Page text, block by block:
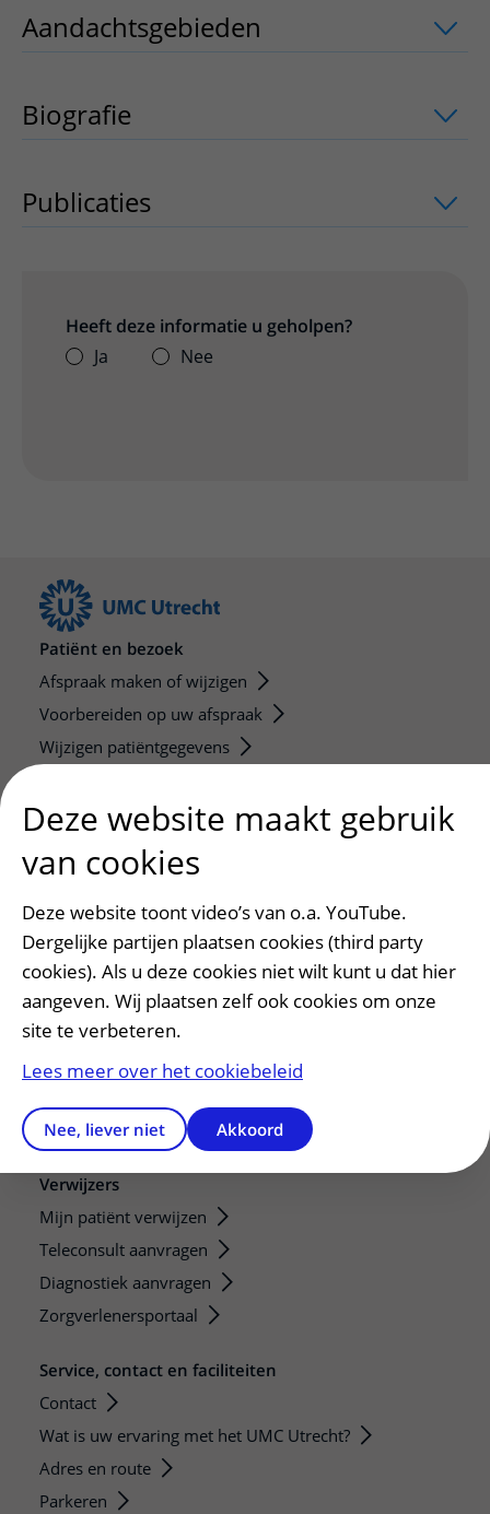
Aandachtsgebieden uitklapper, klik
Biografie
Publicaties uitklapper, klik om te
Heeft deze informatie u geholpen?
Ja
Nee
Patiënt en bezoek
Afspraak maken of wijzigen
Voorbereiden op uw afspraak
Wijzigen patiëntgegevens
Bezoektijden
Onderwijs en onderzoek
Onze opleidingen
De Nieuwe Utrechtse School
Stage en opleidingsplaatsen
Research
Strategic programs
Research groups
Research technologies
Verwijzers
Mijn patiënt verwijzen
Teleconsult aanvragen
Diagnostiek aanvragen
Zorgverlenersportaal
Service, contact en faciliteiten
Contact
Wat is uw ervaring met het UMC Utrecht?
Adres en route
Parkeren
Deze website maakt gebruik
van cookies
Deze website toont video’s van o.a. YouTube.
Dergelijke partijen plaatsen cookies (third party
cookies). Als u deze cookies niet wilt kunt u dat hier
aangeven. Wij plaatsen zelf ook cookies om onze
site te verbeteren.
Lees meer over het cookiebeleid
Nee, liever niet Akkoord